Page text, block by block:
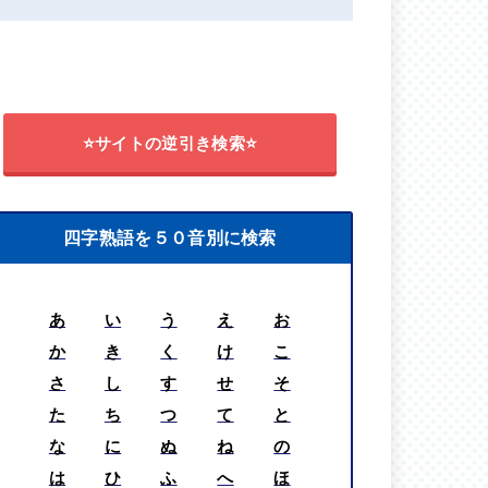
⭐サイトの逆引き検索⭐
四字熟語を５０音別に検索
あ い う え
お
か
き く け
こ
さ
し す せ
そ
た
ち つ て
と
な
に ぬ ね
の
は
ひ ふ へ ほ